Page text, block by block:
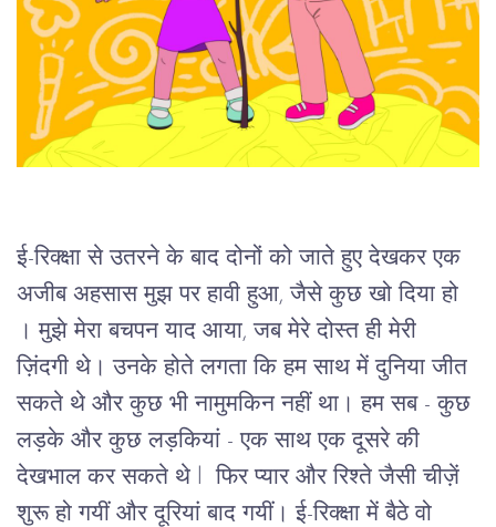
ई-रिक्क्षा से उतरने के बाद दोनों को जाते हुए देखकर एक
अजीब अहसास मुझ पर हावी हुआ, जैसे कुछ खो दिया हो
। मुझे मेरा बचपन याद आया, जब मेरे दोस्त ही मेरी
ज़िंदगी थे। उनके होते लगता कि हम साथ में दुनिया जीत
सकते थे और कुछ भी नामुमकिन नहीं था। हम सब - कुछ
लड़के और कुछ लड़कियां - एक साथ एक दूसरे की
देखभाल कर सकते थे l  फिर प्यार और रिश्ते जैसी चीज़ें
शुरू हो गयीं और दूरियां बाद गयीं। ई-रिक्क्षा में बैठे वो